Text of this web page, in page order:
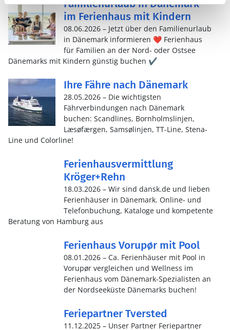
Familienurlaub in Dänemark
im Ferienhaus mit Kindern
08.06.2026 – Jetzt über den Familienurlaub
in Dänemark informieren ❤️ Ferienhaus
für Familien an der Nord- oder Ostsee
Dänemarks mit Kindern günstig buchen ✔️
Ihre Fähre nach Dänemark
28.05.2026 – Die wichtigsten
Fährverbindungen nach Dänemark
buchen: Scandlines, Bornholmslinjen,
Læsøfærgen, Samsølinjen, TT-Line, Stena-
Line und Colorline!
Ferienhausvermittlung
Kröger+Rehn
18.03.2026 – Wir sind dansk.de und lieben
Ferienhäuser in Dänemark. Online- und
Telefonbuchung, Kataloge und kompetente
Beratung von Hamburg aus
Ferienhaus Vorupør mit Pool
08.01.2026 – Ca. Ferienhäuser mit Pool in
Vorupør vergleichen und Wellness im
Ferienhaus vom Dänemark-Spezialisten an
der Nordseeküste Dänemarks buchen!
Feriepartner Tversted
11.12.2025 – Unser Partner Feriepartner